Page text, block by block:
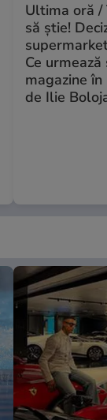
Ultima oră /
să știe!
Ce
magazine
de Ilie